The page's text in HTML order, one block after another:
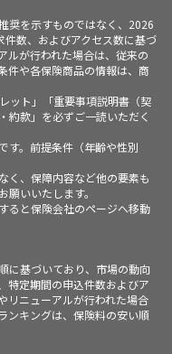
奨を示すものではなく、2026
数、およびアクセス数に基づ
ルが行われた場合は、従来の
件や各保険商品の情報は、商
ット」「重要事項説明書（契
約款」を必ずご一読いただく
す。前提条件（年齢や性別
く、保障内容など他の要素も
いいたします。
ると保険会社のページへ移動
に基づいており、市場の動向
特定期間の申込件数およびア
リニューアルが行われた場合
ンキングは、保険料の安い順